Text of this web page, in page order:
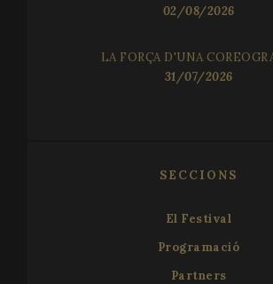
02/08/2026
LA FORÇA D'UNA
31/07/2026
SECCIONS
El Festival
Programació
Partners
Strictly necessary cookies allow core website
management. The website cannot be used